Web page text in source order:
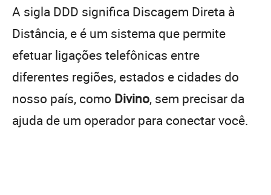
A sigla DDD significa Discagem Direta à
Distância, e é um sistema que permite
efetuar ligações telefônicas entre
diferentes regiões, estados e cidades do
nosso país, como Divino, sem precisar da
ajuda de um operador para conectar você.